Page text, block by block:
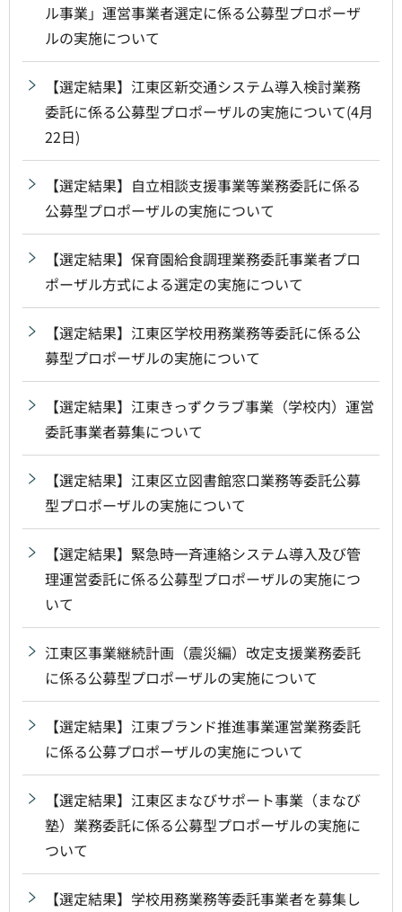
ル事業」運営事業者選定に係る公募型プロポーザ
ルの実施について
【選定結果】江東区新交通システム導入検討業務
委託に係る公募型プロポーザルの実施について(4月
22日)
【選定結果】自立相談支援事業等業務委託に係る
公募型プロポーザルの実施について
【選定結果】保育園給食調理業務委託事業者プロ
ポーザル方式による選定の実施について
【選定結果】江東区学校用務業務等委託に係る公
募型プロポーザルの実施について
【選定結果】江東きっずクラブ事業（学校内）運営
委託事業者募集について
【選定結果】江東区立図書館窓口業務等委託公募
型プロポーザルの実施について
【選定結果】緊急時一斉連絡システム導入及び管
理運営委託に係る公募型プロポーザルの実施につ
いて
江東区事業継続計画（震災編）改定支援業務委託
に係る公募型プロポーザルの実施について
【選定結果】江東ブランド推進事業運営業務委託
に係る公募プロポーザルの実施について
【選定結果】江東区まなびサポート事業（まなび
塾）業務委託に係る公募型プロポーザルの実施に
ついて
【選定結果】学校用務業務等委託事業者を募集し